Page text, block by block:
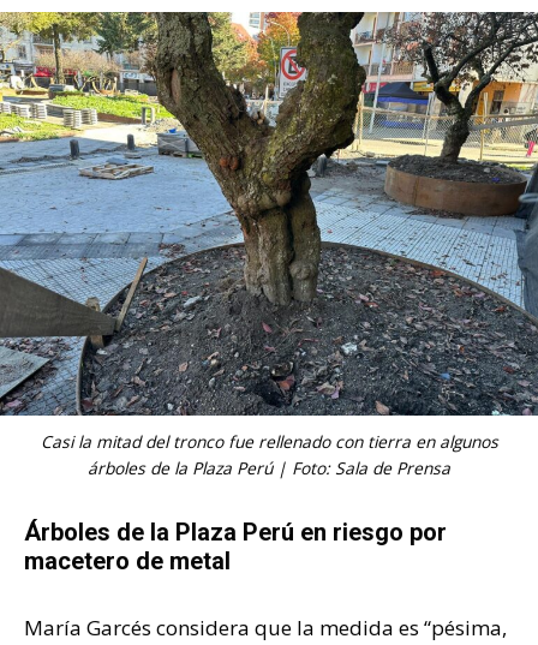
Casi la mitad del tronco fue rellenado con tierra en algunos
árboles de la Plaza Perú | Foto: Sala de Prensa
Árboles de la Plaza Perú en riesgo por
macetero de metal
María Garcés considera que la medida es “pésima,